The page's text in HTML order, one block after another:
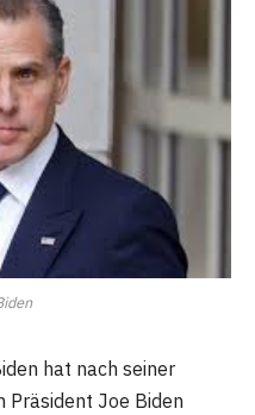
hat nach seiner
Präsident Joe Biden